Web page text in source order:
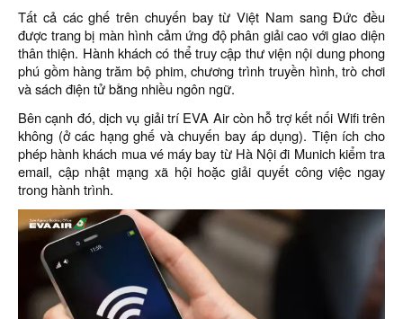
Tất cả các ghế trên chuyến bay từ Việt Nam sang Đức đều
được trang bị màn hình cảm ứng độ phân giải cao với giao diện
thân thiện. Hành khách có thể truy cập thư viện nội dung phong
phú gồm hàng trăm bộ phim, chương trình truyền hình, trò chơi
và sách điện tử bằng nhiều ngôn ngữ.
Bên cạnh đó, dịch vụ giải trí EVA Air còn hỗ trợ kết nối Wifi trên
không (ở các hạng ghế và chuyến bay áp dụng). Tiện ích cho
phép hành khách mua vé máy bay từ Hà Nội đi Munich kiểm tra
email, cập nhật mạng xã hội hoặc giải quyết công việc ngay
trong hành trình.